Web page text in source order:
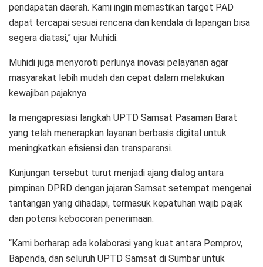
pendapatan daerah. Kami ingin memastikan target PAD
dapat tercapai sesuai rencana dan kendala di lapangan bisa
segera diatasi,” ujar Muhidi.
Muhidi juga menyoroti perlunya inovasi pelayanan agar
masyarakat lebih mudah dan cepat dalam melakukan
kewajiban pajaknya.
Ia mengapresiasi langkah UPTD Samsat Pasaman Barat
yang telah menerapkan layanan berbasis digital untuk
meningkatkan efisiensi dan transparansi.
Kunjungan tersebut turut menjadi ajang dialog antara
pimpinan DPRD dengan jajaran Samsat setempat mengenai
tantangan yang dihadapi, termasuk kepatuhan wajib pajak
dan potensi kebocoran penerimaan.
“Kami berharap ada kolaborasi yang kuat antara Pemprov,
Bapenda, dan seluruh UPTD Samsat di Sumbar untuk